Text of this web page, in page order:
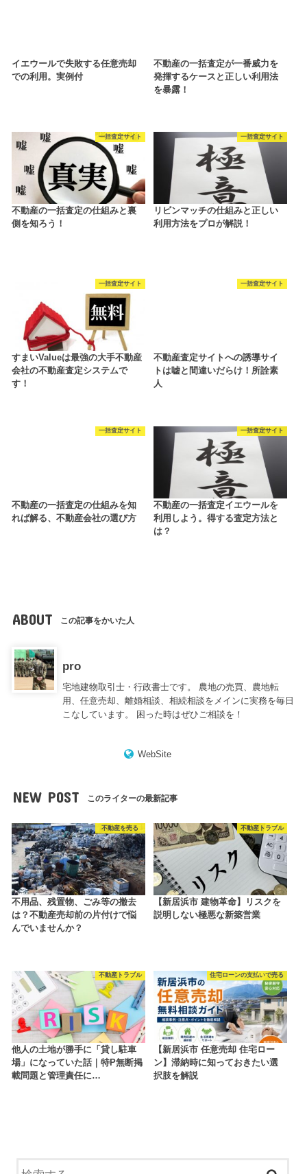
イエウールで失敗する任意売却
での利用。実例付
不動産の一括査定が一番威力を
発揮するケースと正しい利用法
を暴露！
一括査定サイト
不動産の一括査定の仕組みと裏
側を知ろう！
一括査定サイト
リビンマッチの仕組みと正しい
利用方法をプロが解説！
一括査定サイト
すまいValueは最強の大手不動産
会社の不動産査定システムで
す！
一括査定サイト
不動産査定サイトへの誘導サイ
トは嘘と間違いだらけ！所詮素
人
一括査定サイト
不動産の一括査定の仕組みを知
れば解る、不動産会社の選び方
一括査定サイト
不動産の一括査定イエウールを
利用しよう。得する査定方法と
は？
ABOUT この記事をかいた人
pro
宅地建物取引士・行政書士です。 農地の売買、農地転
用、任意売却、離婚相談、相続相談をメインに実務を毎日
こなしています。 困った時はぜひご相談を！
WebSite
NEW POST このライターの最新記事
不動産を売る
不用品、残置物、ごみ等の撤去
は？不動産売却前の片付けで悩
んでいませんか？
不動産トラブル
【新居浜市 建物革命】リスクを
説明しない極悪な新築営業
不動産トラブル
他人の土地が勝手に「貸し駐車
場」になっていた話｜特P無断掲
載問題と管理責任に…
住宅ローンの支払いで売る
【新居浜市 任意売却 住宅ロー
ン】滞納時に知っておきたい選
択肢を解説